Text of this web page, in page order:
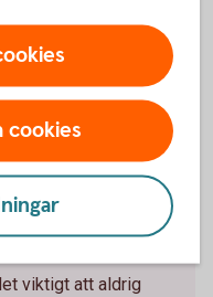
viktigt att aldrig
cookies